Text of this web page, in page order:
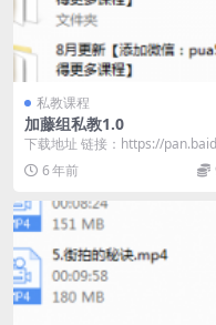
私教课程
加藤组私教1.0
下载地址 链接：https://
com/s/1xQocrwW...
6 年前